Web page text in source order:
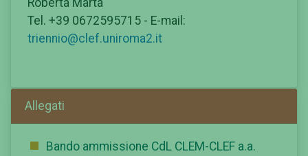
Tel. +39 0672595715 - E-mail:
triennio@clef.uniroma2.it
Allegati
Bando ammissione CdL CLEM-CLEF a.a.